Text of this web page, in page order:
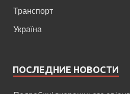
Транспорт
Україна
ПОСЛЕДНИЕ НОВОСТИ